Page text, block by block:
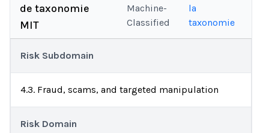
de taxonomie
MIT
Machine-
Classified
la
taxonomie
Risk Subdomain
4.3. Fraud, scams, and targeted manipulation
Risk Domain